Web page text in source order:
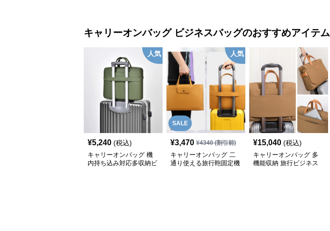
キャリーオンバッグ ビジネスバッグのおすすめアイテム
人気
¥5,240 (税込)
キャリーオンバッグ 機
内持ち込み対応多収納ビ
SALE
人気
¥3,470 ¥4340(割引前)
キャリーオンバッグ 二
通り使える旅行鞄固定機
¥15,040 (税込)
キャリーオンバッグ 多
機能収納 旅行ビジネス